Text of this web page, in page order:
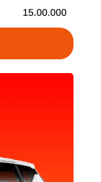
15.00.000